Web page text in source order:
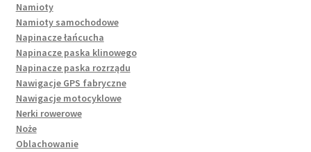
Namioty
Namioty samochodowe
Napinacze łańcucha
Napinacze paska klinowego
Napinacze paska rozrządu
Nawigacje GPS fabryczne
Nawigacje motocyklowe
Nerki rowerowe
Noże
Oblachowanie